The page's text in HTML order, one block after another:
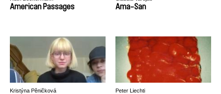
American Passages Ama-San
Kristýna Pěničková Peter Liechti